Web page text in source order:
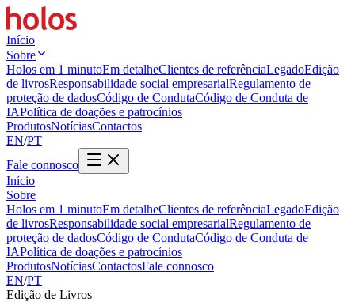
Início
Sobre
Holos em 1 minutoEm detalheClientes de referênciaLegadoEdição
de livrosResponsabilidade social empresarialRegulamento de
proteção de dadosCódigo de CondutaCódigo de Conduta de
IAPolítica de doações e patrocínios
ProdutosNotíciasContactos
EN/PT
Fale connosco
Início
Sobre
Holos em 1 minutoEm detalheClientes de referênciaLegadoEdição
de livrosResponsabilidade social empresarialRegulamento de
proteção de dadosCódigo de CondutaCódigo de Conduta de
IAPolítica de doações e patrocínios
ProdutosNotíciasContactosFale connosco
EN/PT
Edição de Livros